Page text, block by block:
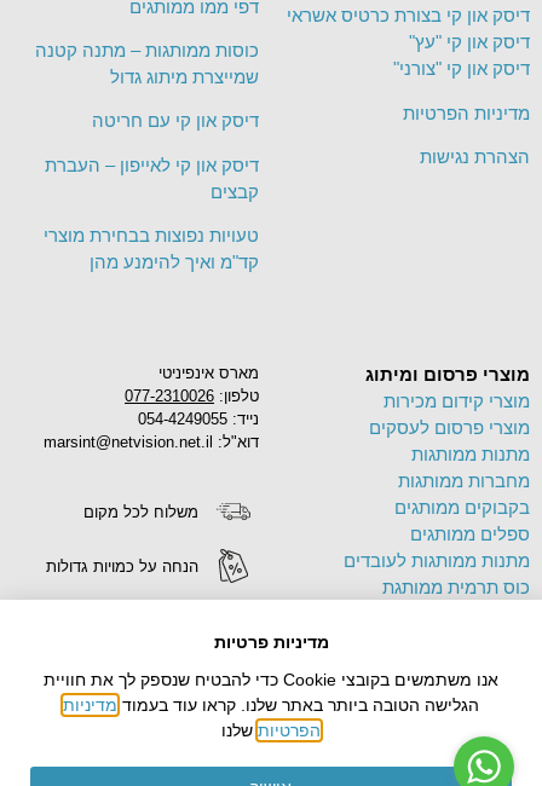
מארס אינפיניטי
טלפון: 077-2310026
נייד: 054-4249055
דוא"ל: marsint@netvision.net.il
משלוח לכל מקום
הנחה על כמויות גדולות
מוצרי פרסום ומיתוג
מוצרי קידום מכירות
מוצרי פרסום לעסקים
מתנות ממותגות
מחברות ממותגות
בקבוקים ממותגים
ספלים ממותגים
מתנות ממותגות לעובדים
כוס תרמית ממותגת
עטים ממותגים
דפי ממו ממותגים
כוסות ממותגות – מתנה קטנה
שמייצרת מיתוג גדול
דיסק און קי עם חריטה
דיסק און קי לאייפון – העברת
קבצים
טעויות נפוצות בבחירת מוצרי
קד"מ ואיך להימנע מהן
דיסק און קי בצורת כרטיס אשראי
דיסק און קי "עץ"
דיסק און קי "צורני"
מדיניות הפרטיות
הצהרת נגישות
מדיניות פרטיות
אנו משתמשים בקובצי Cookie כדי להבטיח שנספק לך את חוויית
הגלישה הטובה ביותר באתר שלנו. קראו עוד בעמוד מדיניות
הפרטיות שלנו